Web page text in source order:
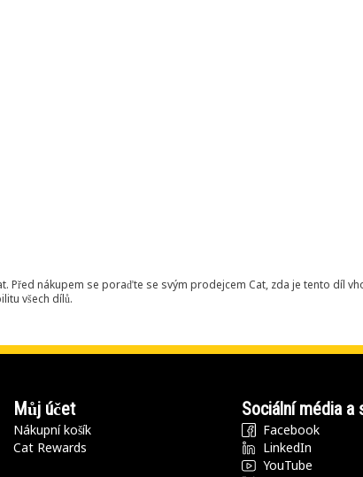
Před nákupem se poraďte se svým prodejcem Cat, zda je tento díl
všech dílů.
Můj účet
Nákupní košík
Cat Rewards
Sociální média a
Facebook
LinkedIn
YouTube